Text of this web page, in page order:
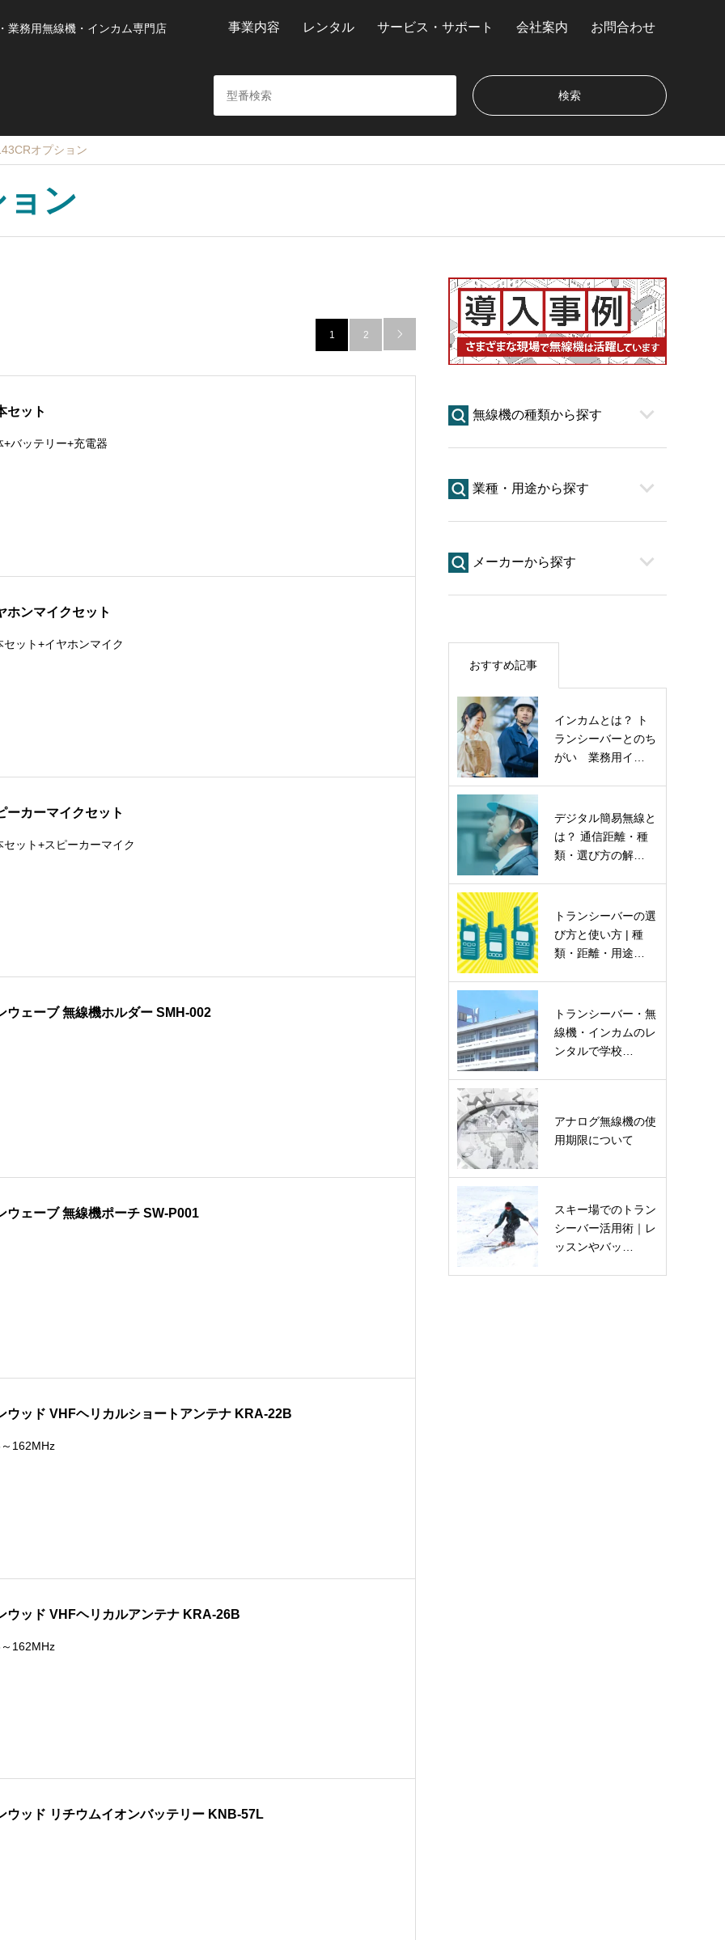
業務用無線機・インカム専門店 事業内容 レンタル サービス・サポート 会社案内 お問合わせ
オプション
ン
1 2 
セット
+バッテリー+充電器
ホンマイクセット
セット+イヤホンマイク
ーカーマイクセット
セット+スピーカーマイク
ウェーブ 無線機ホルダー SMH-002
ウェーブ 無線機ポーチ SW-P001
ウッド VHFヘリカルショートアンテナ KRA-22B
162MHz
ウッド VHFヘリカルアンテナ KRA-26B
162MHz
ウッド リチウムイオンバッテリー KNB-57L
無線機の種類から探す
業種・用途から探す
メーカーから探す
おすすめ記事
インカムとは？ ト
ランシーバーとのち
がい 業務用イ…
デジタル簡易無線と
は？ 通信距離・種
類・選び方の解…
トランシーバーの選
び方と使い方 | 種
類・距離・用途…
トランシーバー・無
線機・インカムのレ
ンタルで学校…
アナログ無線機の使
用期限について
スキー場でのトラン
シーバー活用術｜レ
ッスンやバッ…